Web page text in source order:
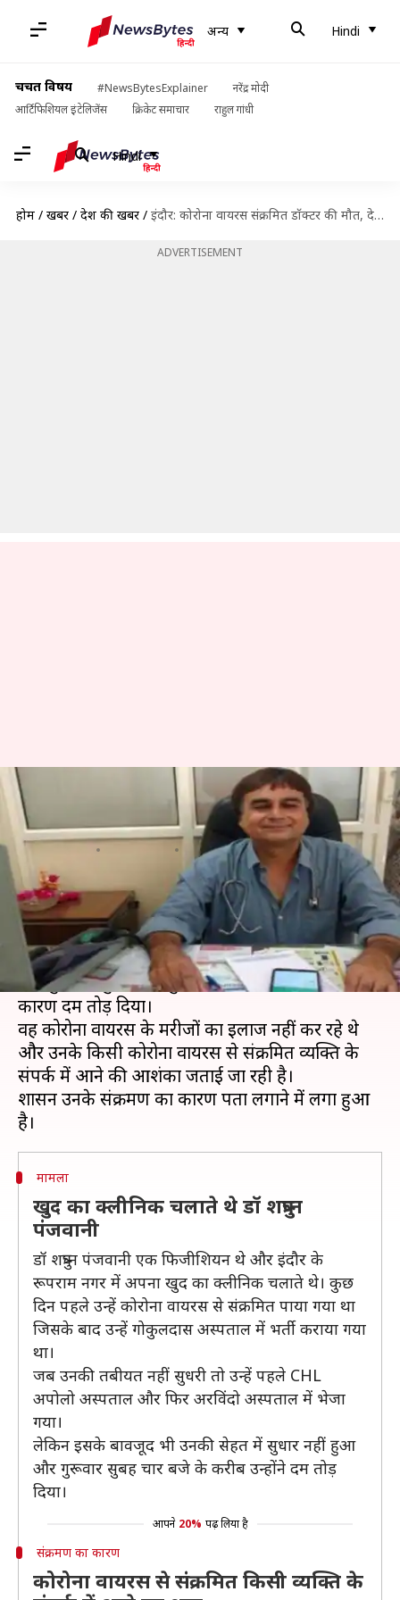
अन्य Hindi
चर्चित विषय #NewsBytesExplainer
नरेंद्र मोदी
आर्टिफिशियल इंटेलिजेंस
क्रिकेट समाचार राहुल गांधी
Hindi
होम / खबरें / देश की खबरें / इंदौर: कोरोना वायरस संक्रमित डॉक्टर की मौत, देश में ऐसा पहला मामला
ADVERTISEMENT
इंदौर: कोरोना वायरस संक्रमित डॉक्टर
की मौत, देश में ऐसा पहला मामला
लेखन 03:39 pm
क्या है खबर?
मध्य प्रदेश के इंदौर से कोरोना वायरस के कारण भारत में
किसी डॉक्टर की मौत का पहला मामला सामने आया है।
यहां गुरूवार सुबह डॉ शत्रुघ्न पंजवानी ने कोरोना वायरस के
कारण दम तोड़ दिया।
वह कोरोना वायरस के मरीजों का इलाज नहीं कर रहे थे
और उनके किसी कोरोना वायरस से संक्रमित व्यक्ति के
संपर्क में आने की आशंका जताई जा रही है।
प्रशासन उनके संक्रमण का कारण पता लगाने में लगा हुआ
मामला
खुद का क्लीनिक चलाते थे डॉ शत्रुघ्न
पंजवानी
डॉ शत्रुघ्न पंजवानी एक फिजीशियन थे और इंदौर के
रूपराम नगर में अपना खुद का क्लीनिक चलाते थे। कुछ
दिन पहले उन्हें कोरोना वायरस से संक्रमित पाया गया था
जिसके बाद उन्हें गोकुलदास अस्पताल में भर्ती कराया गया
था।
जब उनकी तबीयत नहीं सुधरी तो उन्हें पहले CHL
अपोलो अस्पताल और फिर अरविंदो अस्पताल में भेजा
गया।
लेकिन इसके बावजूद भी उनकी सेहत में सुधार नहीं हुआ
और गुरूवार सुबह चार बजे के करीब उन्होंने दम तोड़
दिया।
आपने 20% पढ़ लिया है
संक्रमण का कारण
कोरोना वायरस से संक्रमित किसी व्यक्ति के